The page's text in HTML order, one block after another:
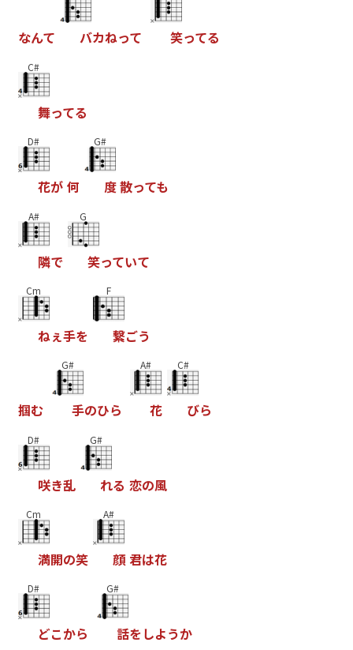
なんて バカねって 笑ってる
C#
舞ってる
D#
花が 何
G#
度散っても
A#
隣で
G
笑っていて
Cm
ねぇ手を
F
繋ごう
掴む
G#
手のひら
A#
花
C#
びら
D#
咲き乱
G#
れる 恋の風
Cm
満開の笑
A#
顔 君は花
D#
どこから
G#
話をしようか